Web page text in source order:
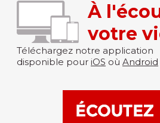
À
votre
Téléchargez notre application
disponible pour iOS où Android